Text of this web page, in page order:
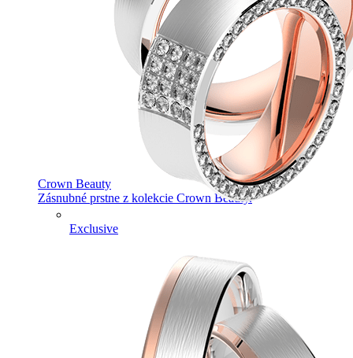
Crown Beauty
Zásnubné prstne z kolekcie Crown Beauty.
Exclusive